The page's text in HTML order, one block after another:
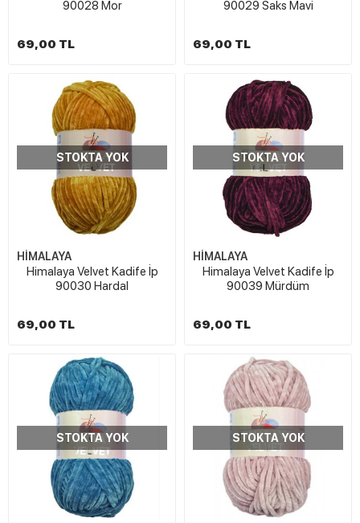
90028 Mor
69,00 TL
90029 Saks Mavi
69,00 TL
STOKTA YOK
HİMALAYA
Himalaya Velvet Kadife İp
90030 Hardal
69,00 TL
STOKTA YOK
HİMALAYA
Himalaya Velvet Kadife İp
90039 Mürdüm
69,00 TL
STOKTA YOK STOKTA YOK